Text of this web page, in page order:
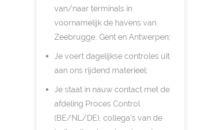
van/naar terminals in
voornamelijk de havens van
Zeebrugge, Gent en Antwerpen;
Je voert dagelijkse controles uit
aan ons rijdend materieel;
Je staat in nauw contact met de
afdeling Proces Control
(BE/NL/DE), collega’s van de